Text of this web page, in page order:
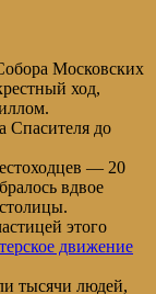
Московских
ход,
Спасителя до
— 20
вдвое
этого
движение
тысячи людей,